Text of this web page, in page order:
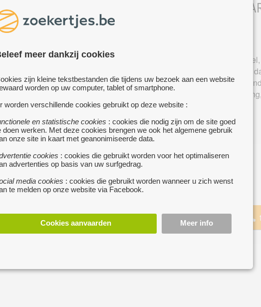
meer dankzij cookies
zijn kleine tekstbestanden die tijdens uw bezoek aan een website
worden op uw computer, tablet of smartphone.
worden verschillende cookies gebruikt op deze website :
en statistische cookies : cookies die nodig zijn om de site goed
doen werken. Met deze cookies brengen we ook het algemene gebruik
onze site in kaart met geanonimiseerde data.
cookies : cookies die gebruikt worden voor het optimaliseren
advertenties op basis van uw surfgedrag.
media cookies : cookies die gebruikt worden wanneer u zich wenst
te melden op onze website via Facebook.
Cookies aanvaarden Meer info
BRONS METALIC,
BMW x6 3.0
zwart leder, open
lendensteun, skiluik,
automaat, peddels, led
volgende keuring 09-2026
28999,-€
+32495577180
prijs : 28999 €
stuur een berichtje